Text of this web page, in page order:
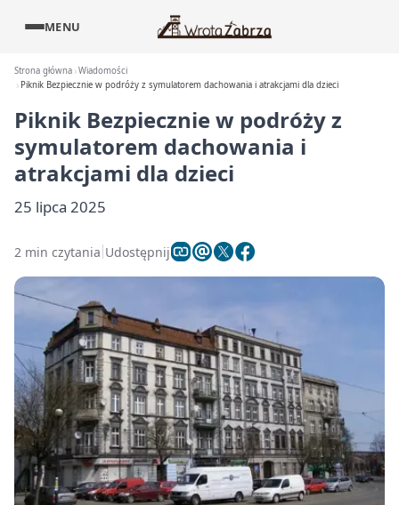
MENU
Strona główna Wiadomości
Piknik Bezpiecznie w podróży z symulatorem dachowania i atrakcjami dla dzieci
Piknik Bezpiecznie w podróży z
symulatorem dachowania i
atrakcjami dla dzieci
25 lipca 2025
2 min czytania Udostępnij